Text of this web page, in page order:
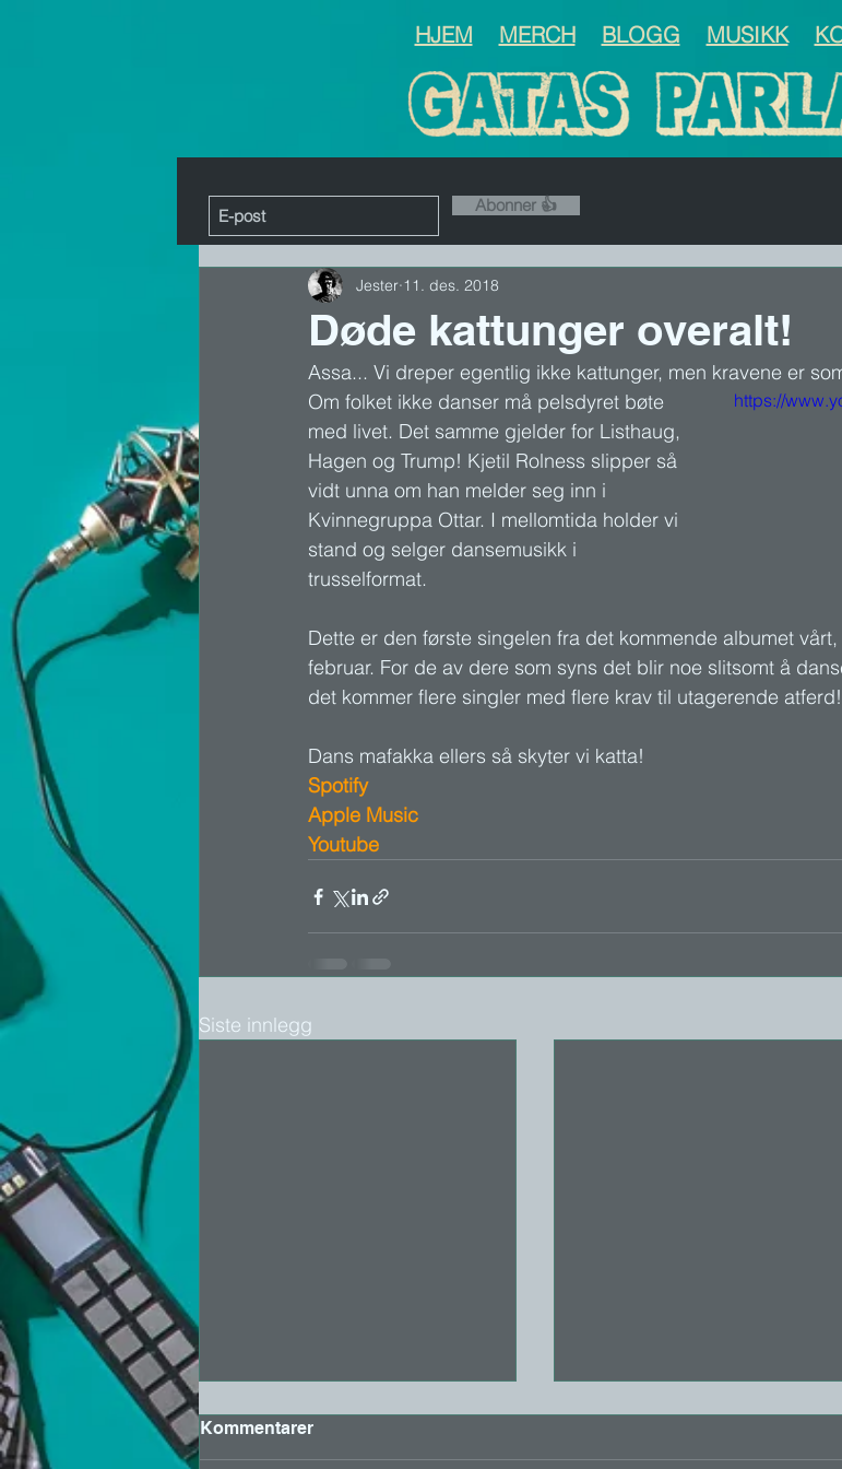
HJEM MERCH BLOGG MUSIKK
Døde kattunger overalt!
Jester 11. des. 2018
Assa... Vi dreper egentlig ikke kattunger, men kravene er
https://
Om folket ikke danser må pelsdyret bøte
med livet. Det samme gjelder for Listhaug,
Hagen og Trump! Kjetil Rolness slipper så
vidt unna om han melder seg inn i
Kvinnegruppa Ottar. I mellomtida holder vi
stand og selger dansemusikk i
trusselformat.
Dette er den første singelen fra det kommende albumet vårt,
februar. For de av dere som syns det blir noe slitsomt å
det kommer flere singler med flere krav til utagerende atferd!
Dans mafakka ellers så skyter vi katta!
Spotify
Apple Music
Youtube
Siste innlegg
Epikrise
Dette albumet er vår Epikrise for
Kommentarer
Abonner 👍